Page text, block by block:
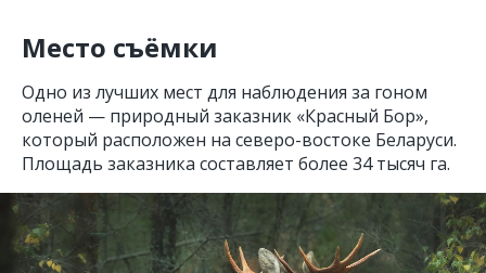
Место съёмки
Одно из лучших мест для наблюдения за гоном
оленей — природный заказник «Красный Бор»,
который расположен на северо-востоке Беларуси.
Площадь заказника составляет более 34 тысяч га.